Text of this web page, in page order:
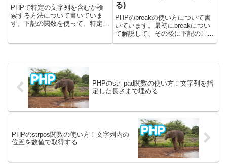
PHPで特定の文字列を含むか検
索する方法について書いていま
す。下記の関数を使って、特定文
る)
PHPのbreakの使い方について書
いています。最初にbreakについ
て解説して、その後に下記のこと
について書きました。・breakを
PHPのstr_pad関数の使い方！文字列を指
定した長さまで埋める
PHPのstrpos関数の使い方！文字列内の
位置を数値で取得する